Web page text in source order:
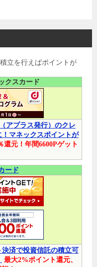
立を行えばポイントが
クスカード
アプラス発行）のクレ
マネックスポイントが
還元！年間6600Pゲット
ード
済で投資信託の積立可
最大2%ポイント還元、